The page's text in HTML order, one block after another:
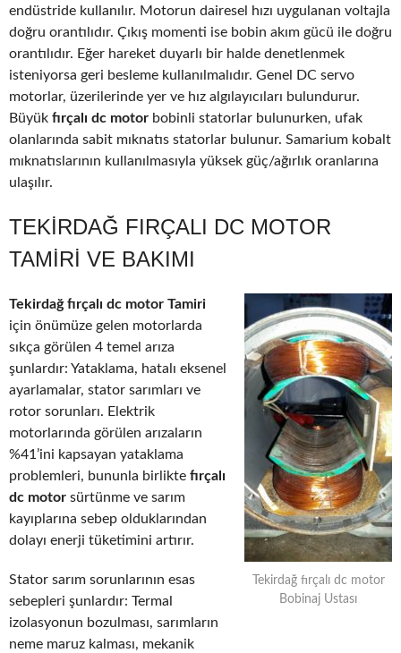
endüstride kullanılır. Motorun dairesel hızı uygulanan voltajla
doğru orantılıdır. Çıkış momenti ise bobin akım gücü ile doğru
orantılıdır. Eğer hareket duyarlı bir halde denetlenmek
isteniyorsa geri besleme kullanılmalıdır. Genel DC servo
motorlar, üzerilerinde yer ve hız algılayıcıları bulundurur.
Büyük fırçalı dc motor bobinli statorlar bulunurken, ufak
olanlarında sabit mıknatıs statorlar bulunur. Samarium kobalt
mıknatıslarının kullanılmasıyla yüksek güç/ağırlık oranlarına
ulaşılır.
TEKIRDAĞ FIRÇALI DC MOTOR
TAMIRI VE BAKIMI
Tekirdağ fırçalı dc motor
Bobinaj Ustası
Tekirdağ fırçalı dc motor Tamiri
için önümüze gelen motorlarda
sıkça görülen 4 temel arıza
şunlardır: Yataklama, hatalı eksenel
ayarlamalar, stator sarımları ve
rotor sorunları. Elektrik
motorlarında görülen arızaların
%41’ini kapsayan yataklama
problemleri, bununla birlikte fırçalı
dc motor sürtünme ve sarım
kayıplarına sebep olduklarından
dolayı enerji tüketimini artırır.
Stator sarım sorunlarının esas
sebepleri şunlardır: Termal
izolasyonun bozulması, sarımların
neme maruz kalması, mekanik